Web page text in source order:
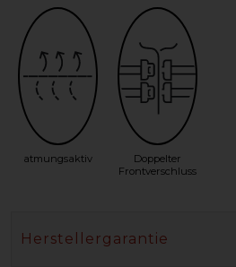
atmungsaktiv
Doppelter
Frontverschluss
Herstellergarantie